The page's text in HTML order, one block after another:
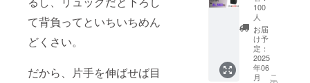
て背負ってといちいちめん
どくさい。
だから、片手を伸ばせば目
より量
産効率
が向上
した場
合、正
規販売
価格が
す。ご
了承く
ださ
い。 ※
ご注文
状況、
使用部
込み ※
送料は
全国一
律無料
※ 割引
率は販
売予定
OFF】
22,540
円割引
41,460
円でご
支援可
PACK
officer
1個 ※
先着100
名限定※
超早割
100
人
お届
け予
定：
2025
年06
月
こ